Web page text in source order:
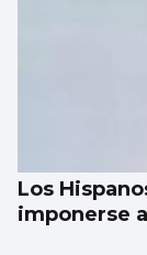
Los
imponerse